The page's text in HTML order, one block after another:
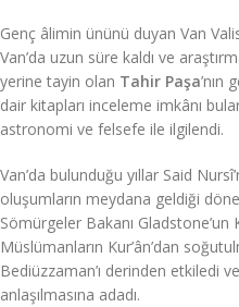
Genç âlimin ününü duyan Van
Van’da uzun süre kaldı ve
yerine tayin olan Tahir Paşa’nın
dair kitapları inceleme imkânı
astronomi ve felsefe ile ilgilendi.
Van’da bulunduğu yıllar Said
oluşumların meydana geldiği
Sömürgeler Bakanı Gladstone’un
Müslümanların Kur’ân’dan
Bediüzzaman’ı derinden etkiledi
anlaşılmasına adadı.